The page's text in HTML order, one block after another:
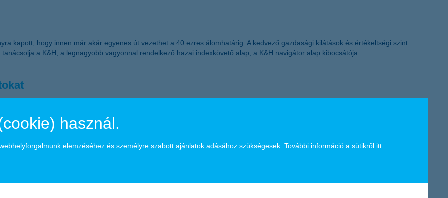
kapott, hogy innen már akár egyenes út vezethet a 40 ezres álomhatárig. A kedvező gazdasági kilátások és értékeltségi szint
a K&H, a legnagyobb vagyonnal rendelkező hazai indexkövető alap, a K&H navigátor alap kibocsátója.
értékek megőrzését, a generációváltást és a társadalmi felelősségvállalást is beépítik stratégiájukba.
használ.
elemzéséhez és személyre szabott ajánlatok adásához szükségesek. További információ a sütikről itt